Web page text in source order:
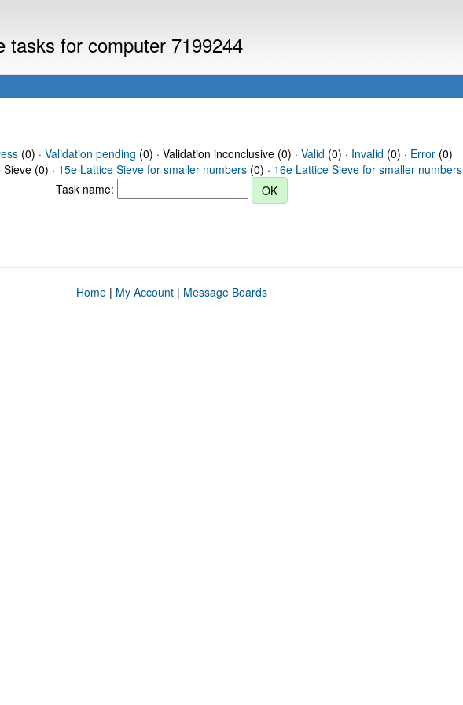
tasks for computer 7199244
(0) · Validation pending (0) · Validation inconclusive (0) · Valid (0) · Invalid (0) · Error(0)
(0) · 15e Lattice Sieve for smaller numbers (0) · 16e Lattice Sieve for smaller numbers
Task name:
Home| My Account| Message Boards